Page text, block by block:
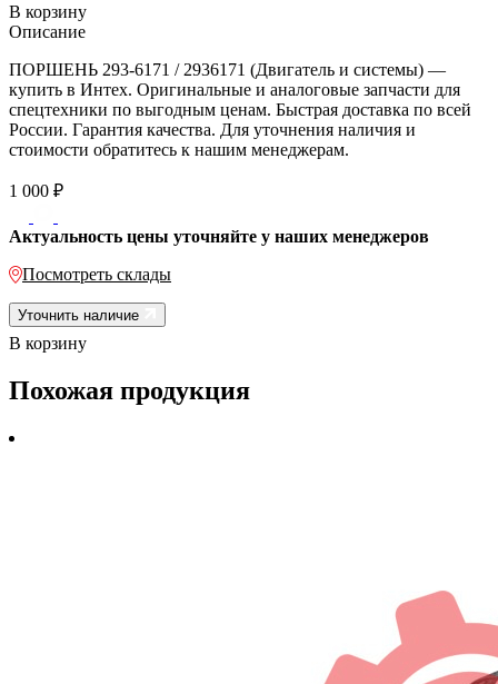
В корзину
Описание
ПОРШЕНЬ 293-6171 / 2936171 (Двигатель и системы) —
купить в Интех. Оригинальные и аналоговые запчасти для
спецтехники по выгодным ценам. Быстрая доставка по всей
России. Гарантия качества. Для уточнения наличия и
стоимости обратитесь к нашим менеджерам.
1 000 ₽
Актуальность цены уточняйте у наших менеджеров
Посмотреть склады
Уточнить наличие
В корзину
Похожая продукция